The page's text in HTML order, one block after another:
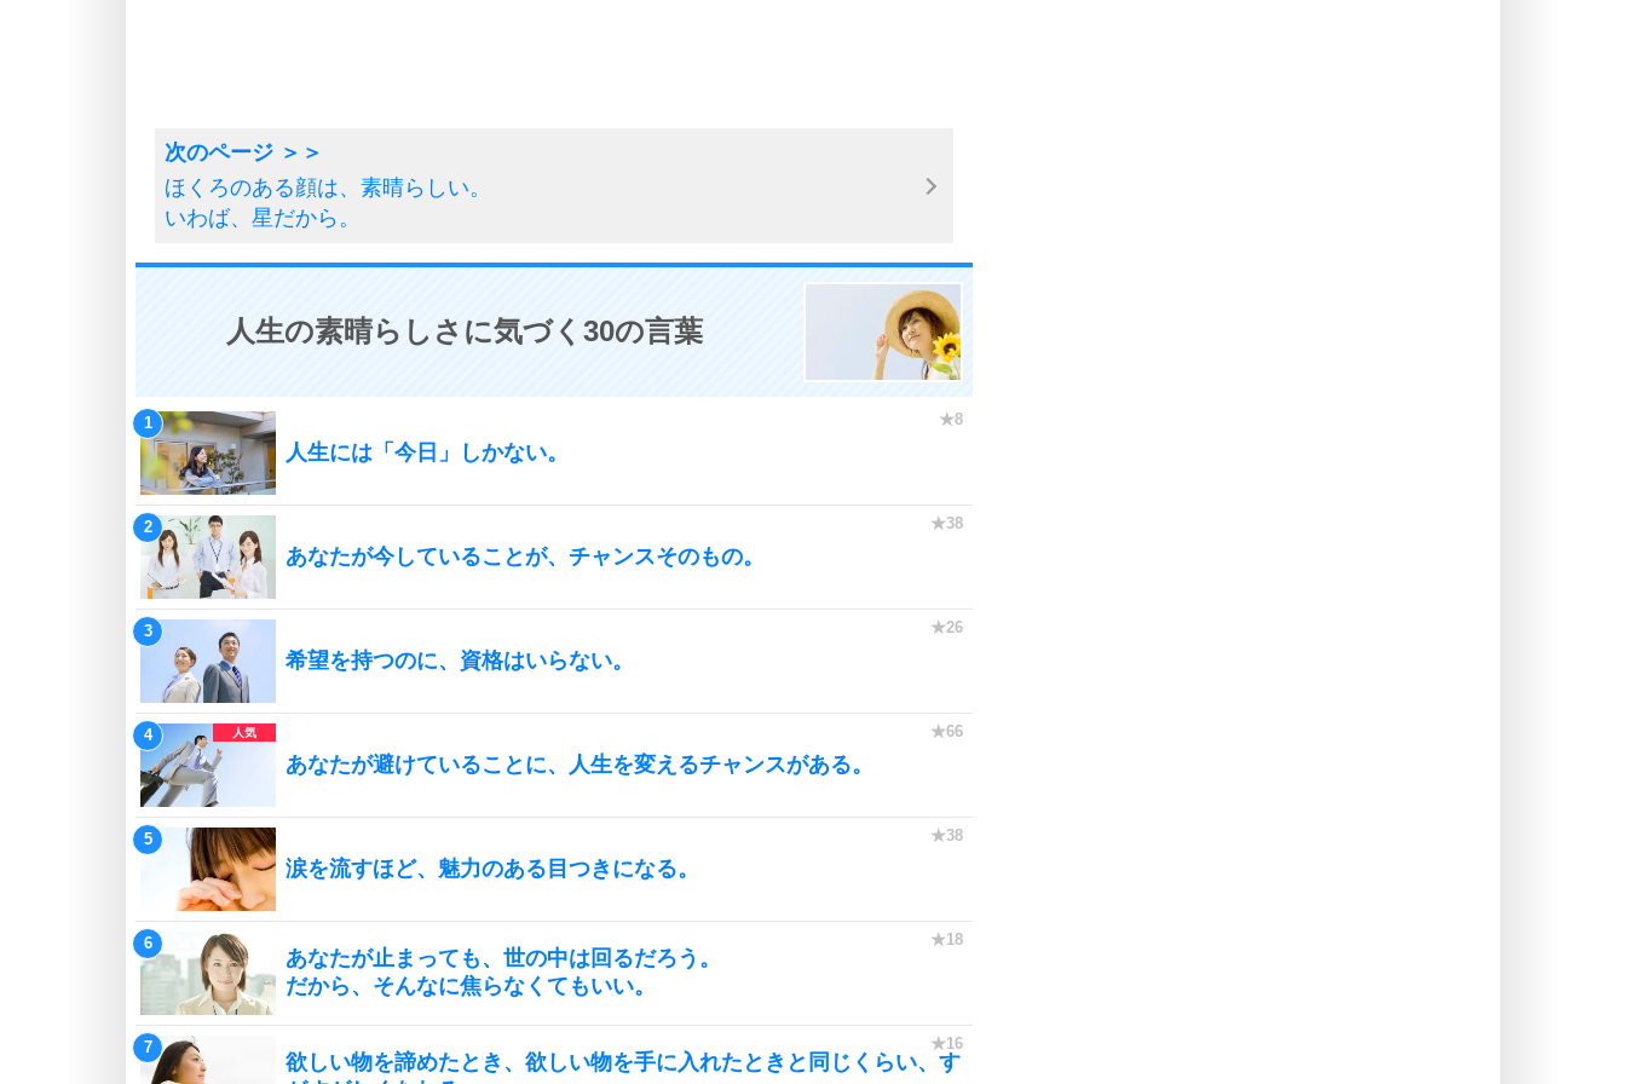
ほくろのある顔は、素晴らしい。
いわば、星だから。
人生の素晴らしさに気づく30の言葉
人生には「今日」しかない。
あなたが今していることが、チャンスそのもの。
希望を持つのに、資格はいらない。
あなたが避けていることに、人生を変えるチャンスがある。
涙を流すほど、魅力のある目つきになる。
あなたが止まっても、世の中は回るだろう。
だから、そんなに焦らなくてもいい。
欲しい物を諦めたとき、欲しい物を手に入れたときと同じくらい、す